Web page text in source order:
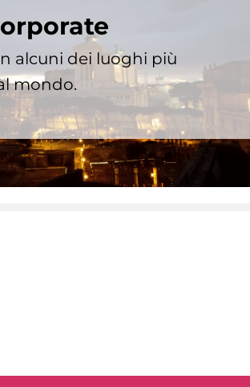
alcuni dei luoghi più
mondo.